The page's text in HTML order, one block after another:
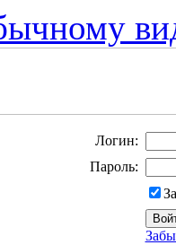
Логин:
Пароль: